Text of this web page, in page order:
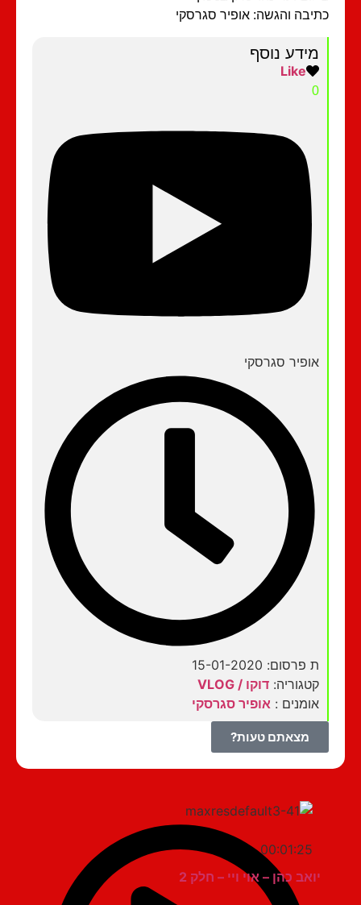
והגשה: אופיר סגרסקי
מידע נוסף
אופיר סגרסקי
ת פרסום: 15-01-2020
קטגוריה:דוקו / VLOG
אומנים :אופיר סגרסקי
מצאתם טעות?
00:01:25
יואב כהן – אוי ויי – חלק 2